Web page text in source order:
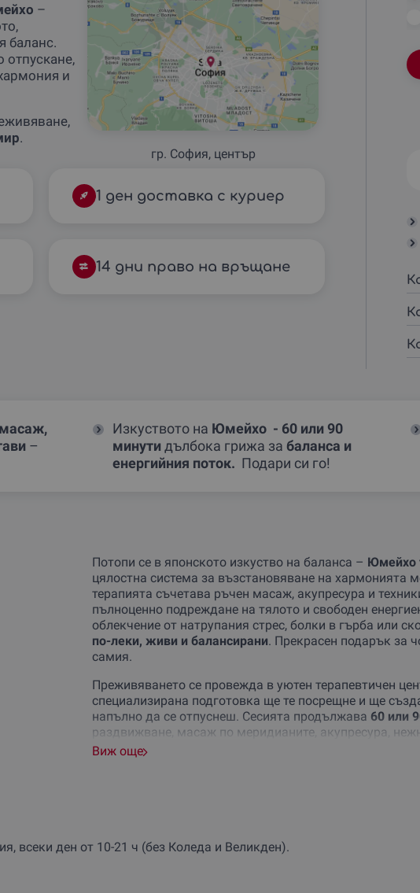
гр. София, център
–
баланс.
отпускане,
и
.
1 ден доставка с куриер
14 дни право на връщане
масаж,
–
Изкуството на Юмейхо - 60 или 90
минути дълбока грижа забаланса и
енергийния поток. Подари си го!
Потопи се в японското изкуство на баланса – Юмейхо
цялостна система за възстановяване на хармонията
терапията съчетава ръчен масаж, акупресура и
пълноценно подреждане на тялото и свободен
облекчение от натрупания стрес, болки в гърба или
по-леки, живи и балансирани. Прекрасен подарък за
самия.
Преживяването се провежда в уютен терапевтичен
специализирана подготовка ще те посрещне и ще
напълно да се отпуснеш. Сесията продължава 60 или
раздвижване, масаж по меридианите, акупресура,
стълб. Всичко това се извършва без болка, с фокус
усъвършенствана в Япония като
Виж още
всеки ден от 10-21 ч (без Коледа и Великден).